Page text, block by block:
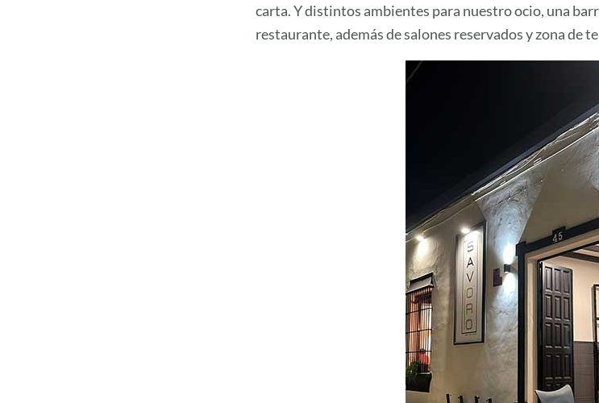
carta. Y distintos ambientes para nuestro ocio, una
restaurante, además de salones reservados y zona de